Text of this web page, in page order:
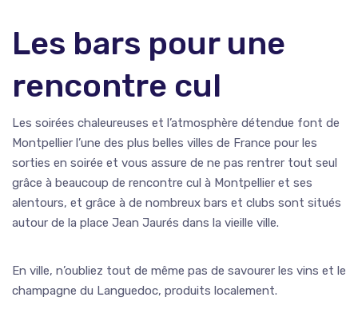
Les bars pour une
rencontre cul
Les soirées chaleureuses et l’atmosphère détendue font de
Montpellier l’une des plus belles villes de France pour les
sorties en soirée et vous assure de ne pas rentrer tout seul
grâce à beaucoup de rencontre cul à Montpellier et ses
alentours, et grâce à de nombreux bars et clubs sont situés
autour de la place Jean Jaurés dans la vieille ville.
En ville, n’oubliez tout de même pas de savourer les vins et le
champagne du Languedoc, produits localement.